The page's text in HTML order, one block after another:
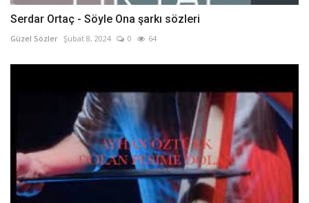
Serdar Ortaç - Söyle Ona şarkı sözleri
Güzel Sözler Şubat 8, 2024 0 64